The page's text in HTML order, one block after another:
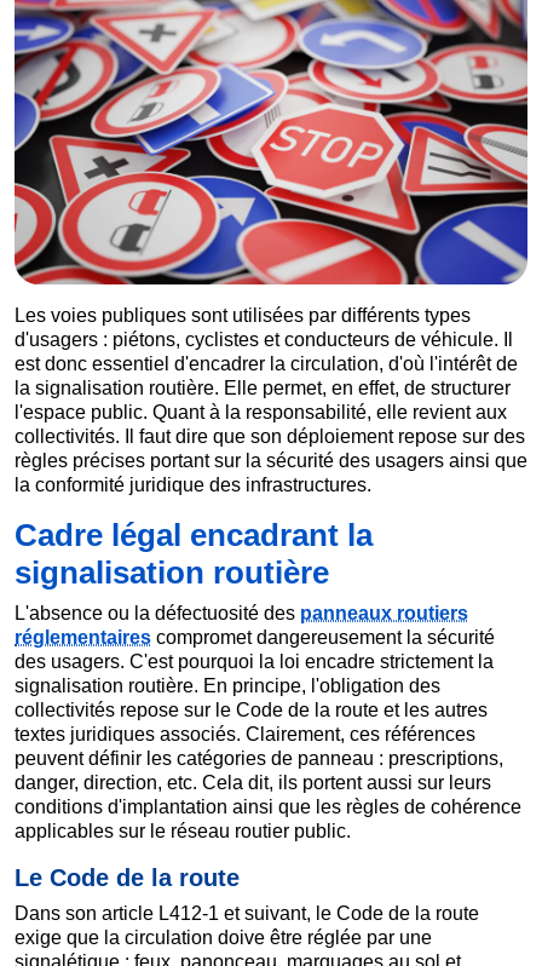
Les voies publiques sont utilisées par différents types
d'usagers : piétons, cyclistes et conducteurs de véhicule. Il
est donc essentiel d'encadrer la circulation, d'où l'intérêt de
la signalisation routière. Elle permet, en effet, de structurer
l'espace public. Quant à la responsabilité, elle revient aux
collectivités. Il faut dire que son déploiement repose sur des
règles précises portant sur la sécurité des usagers ainsi que
la conformité juridique des infrastructures.
Cadre légal encadrant la
signalisation routière
L'absence ou la défectuosité des panneaux routiers
réglementaires compromet dangereusement la sécurité
des usagers. C'est pourquoi la loi encadre strictement la
signalisation routière. En principe, l'obligation des
collectivités repose sur le Code de la route et les autres
textes juridiques associés. Clairement, ces références
peuvent définir les catégories de panneau : prescriptions,
danger, direction, etc. Cela dit, ils portent aussi sur leurs
conditions d'implantation ainsi que les règles de cohérence
applicables sur le réseau routier public.
Le Code de la route
Dans son article L412-1 et suivant, le Code de la route
exige que la circulation doive être réglée par une